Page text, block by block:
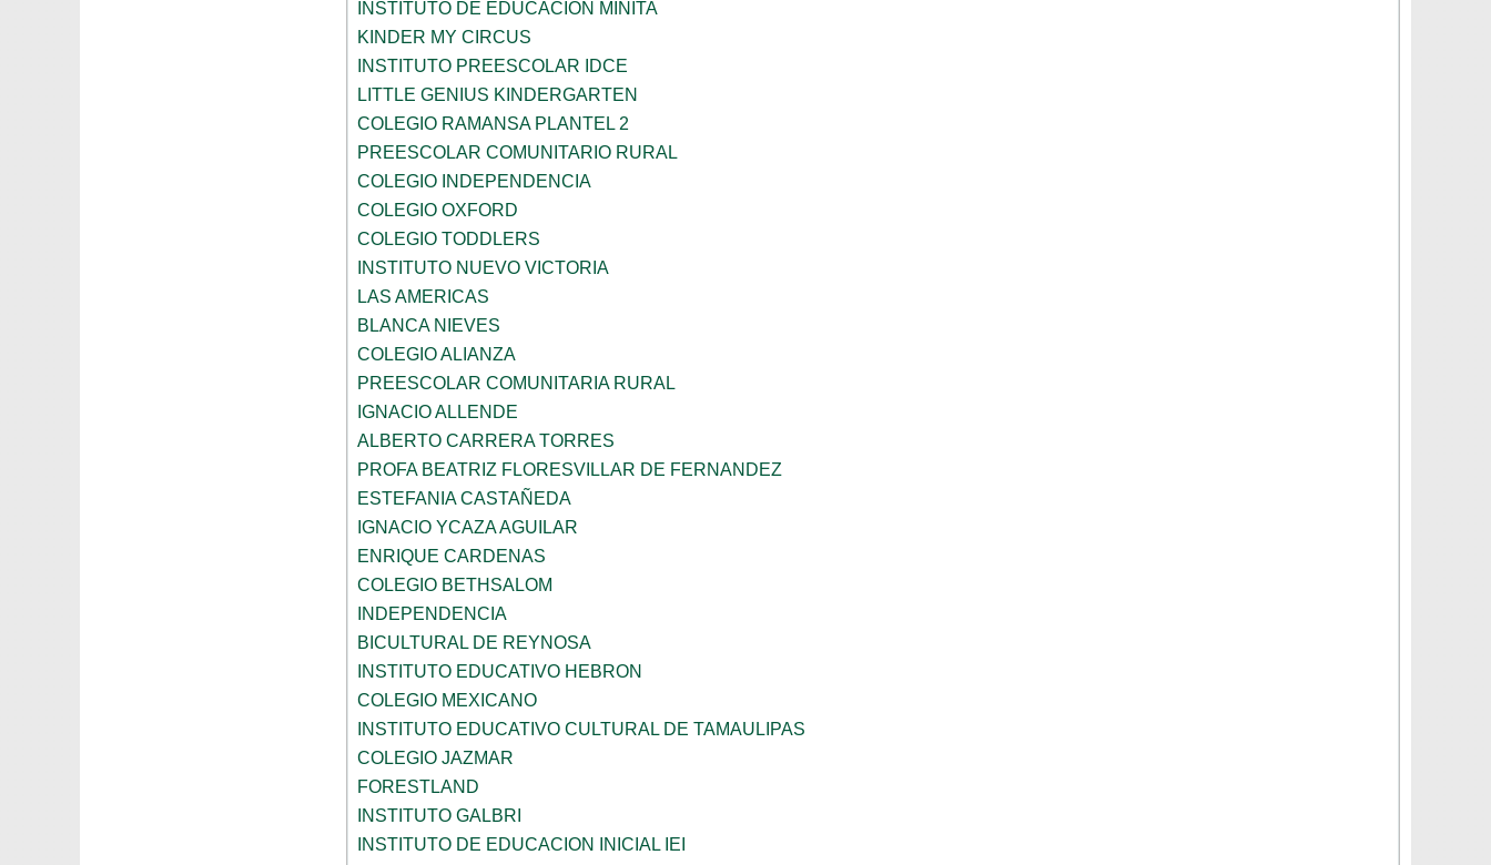
INSTITUTO DE EDUCACION MINITA
KINDER MY CIRCUS
INSTITUTO PREESCOLAR IDCE
LITTLE GENIUS KINDERGARTEN
COLEGIO RAMANSA PLANTEL 2
PREESCOLAR COMUNITARIO RURAL
COLEGIO INDEPENDENCIA
COLEGIO OXFORD
COLEGIO TODDLERS
INSTITUTO NUEVO VICTORIA
LAS AMERICAS
BLANCA NIEVES
COLEGIO ALIANZA
PREESCOLAR COMUNITARIA RURAL
IGNACIO ALLENDE
ALBERTO CARRERA TORRES
PROFA BEATRIZ FLORESVILLAR DE FERNANDEZ
ESTEFANIA CASTAÑEDA
IGNACIO YCAZA AGUILAR
ENRIQUE CARDENAS
COLEGIO BETHSALOM
INDEPENDENCIA
BICULTURAL DE REYNOSA
INSTITUTO EDUCATIVO HEBRON
COLEGIO MEXICANO
INSTITUTO EDUCATIVO CULTURAL DE TAMAULIPAS
COLEGIO JAZMAR
FORESTLAND
INSTITUTO GALBRI
INSTITUTO DE EDUCACION INICIAL IEI